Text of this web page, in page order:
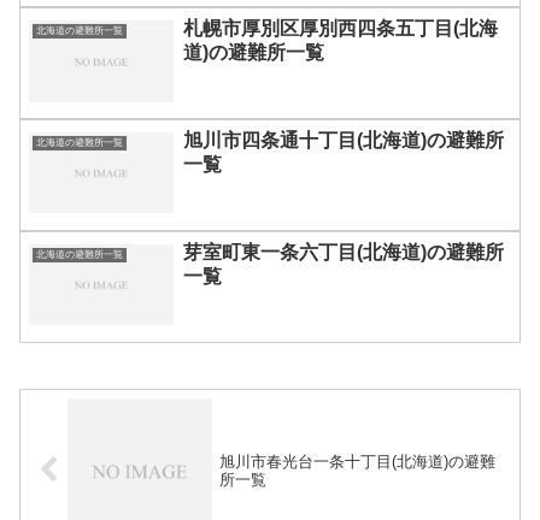
北海道の避難所一覧
札幌市厚別区厚別西四条五丁目(北海
道)の避難所一覧
北海道の避難所一覧
旭川市四条通十丁目(北海道)の避難所
一覧
北海道の避難所一覧
芽室町東一条六丁目(北海道)の避難所
一覧
旭川市春光台一条十丁目(北海道)の避難
所一覧